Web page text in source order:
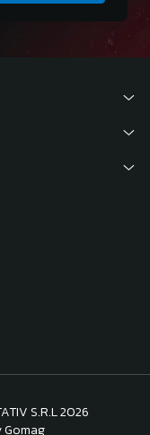
S.R.L 2026